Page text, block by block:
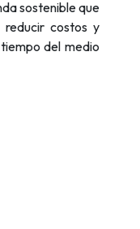
sostenible que
reducir costos y
del medio